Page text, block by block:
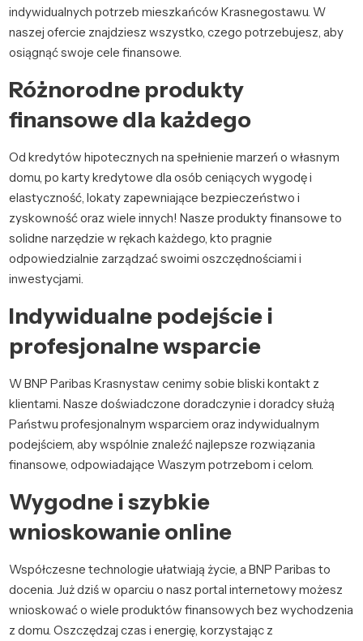
indywidualnych potrzeb mieszkańców Krasnegostawu. W
naszej ofercie znajdziesz wszystko, czego potrzebujesz, aby
osiągnąć swoje cele finansowe.
Różnorodne produkty
finansowe dla każdego
Od kredytów hipotecznych na spełnienie marzeń o własnym
domu, po karty kredytowe dla osób ceniących wygodę i
elastyczność, lokaty zapewniające bezpieczeństwo i
zyskowność oraz wiele innych! Nasze produkty finansowe to
solidne narzędzie w rękach każdego, kto pragnie
odpowiedzialnie zarządzać swoimi oszczędnościami i
inwestycjami.
Indywidualne podejście i
profesjonalne wsparcie
W BNP Paribas Krasnystaw cenimy sobie bliski kontakt z
klientami. Nasze doświadczone doradczynie i doradcy służą
Państwu profesjonalnym wsparciem oraz indywidualnym
podejściem, aby wspólnie znaleźć najlepsze rozwiązania
finansowe, odpowiadające Waszym potrzebom i celom.
Wygodne i szybkie
wnioskowanie online
Współczesne technologie ułatwiają życie, a BNP Paribas to
docenia. Już dziś w oparciu o nasz portal internetowy możesz
wnioskować o wiele produktów finansowych bez wychodzenia
z domu. Oszczędzaj czas i energię, korzystając z